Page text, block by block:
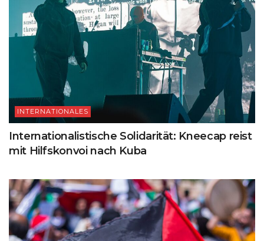
INTERNATIONALES
Internationalistische Solidarität: Kneecap reist
mit Hilfskonvoi nach Kuba